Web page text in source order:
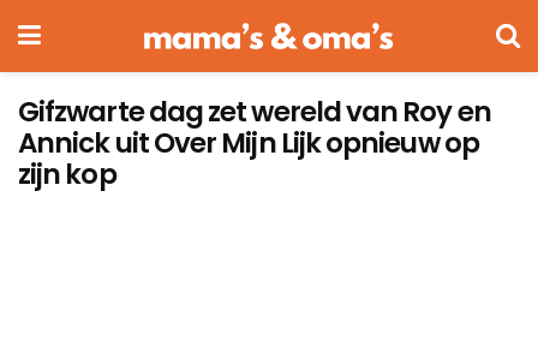
Gifzwarte dag zet wereld van Roy en
Annick uit Over Mijn Lijk opnieuw op
zijn kop